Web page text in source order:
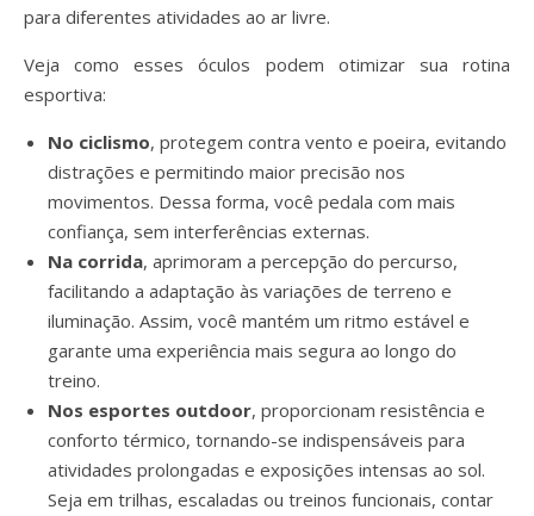
para diferentes atividades ao ar livre.
Veja como esses óculos podem otimizar sua rotina
esportiva:
No ciclismo, protegem contra vento e poeira, evitando
distrações e permitindo maior precisão nos
movimentos. Dessa forma, você pedala com mais
confiança, sem interferências externas.
Na corrida, aprimoram a percepção do percurso,
facilitando a adaptação às variações de terreno e
iluminação. Assim, você mantém um ritmo estável e
garante uma experiência mais segura ao longo do
treino.
Nos esportes outdoor, proporcionam resistência e
conforto térmico, tornando-se indispensáveis para
atividades prolongadas e exposições intensas ao sol.
Seja em trilhas, escaladas ou treinos funcionais, contar